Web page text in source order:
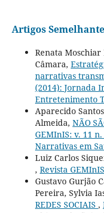
Artigos
Renata Moschiar
Câmara,
narrativas
(2014): Jornada
Entretenimento
Aparecido
Almeida, NÃO
GEMInIS: v. 11
Narrativas em
Luiz Carlos
, Revista
Gustavo Gurjão
Pereira, Sylvia
REDES SOCIAIS ,